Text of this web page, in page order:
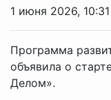
1 июня 2026, 10:31
Программа
объявила о
Делом».